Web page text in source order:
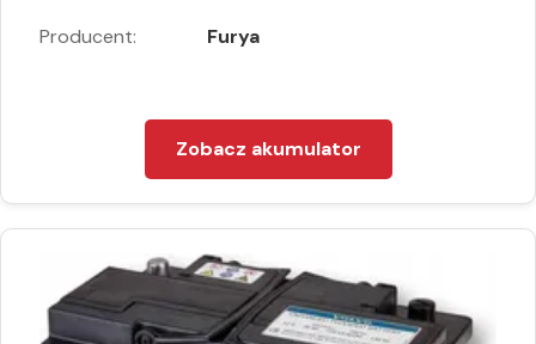
Producent: Furya
Zobacz akumulator